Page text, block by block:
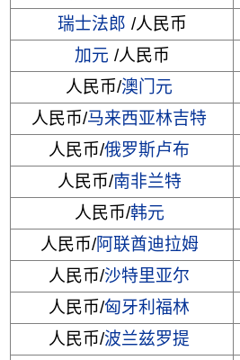
瑞士法郎 /人民币
加元 /人民币
人民币/澳门元
人民币/马来西亚林吉特
人民币/俄罗斯卢布
人民币/南非兰特
人民币/韩元
人民币/阿联酋迪拉姆
人民币/沙特里亚尔
人民币/匈牙利福林
人民币/波兰兹罗提